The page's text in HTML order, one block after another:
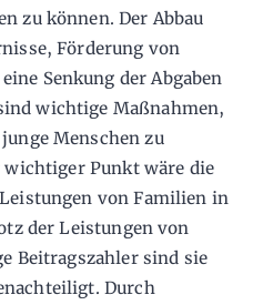
zu können. Der Abbau
Förderung von
Senkung der Abgaben
wichtige Maßnahmen,
Menschen zu
Punkt wäre die
von Familien in
der Leistungen von
Beitragszahler sind sie
Durch